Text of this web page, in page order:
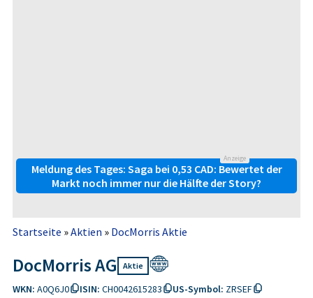
Anzeige
Meldung des Tages: Saga bei 0,53 CAD: Bewertet der
Markt noch immer nur die Hälfte der Story?
Startseite »Aktien » DocMorris Aktie
DocMorris AG Aktie
WKN: A0Q6J0 ISIN: CH0042615283 US-Symbol: ZRSEF